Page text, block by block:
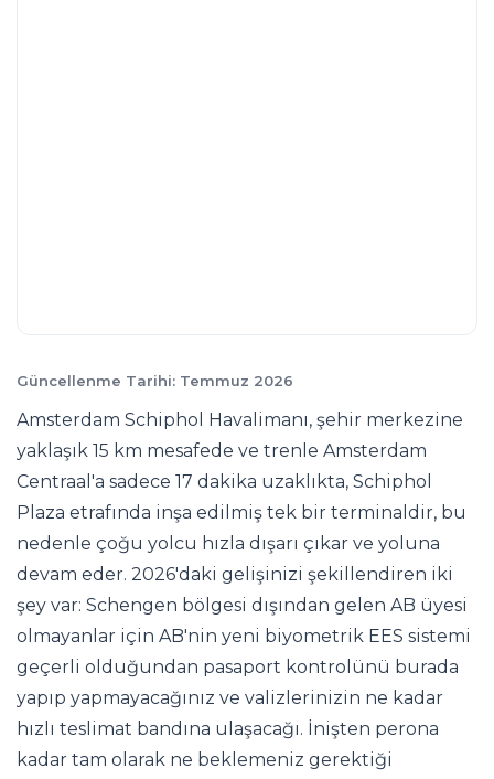
Güncellenme Tarihi: Temmuz 2026
Amsterdam Schiphol Havalimanı, şehir merkezine
yaklaşık 15 km mesafede ve trenle Amsterdam
Centraal'a sadece 17 dakika uzaklıkta, Schiphol
Plaza etrafında inşa edilmiş tek bir terminaldir, bu
nedenle çoğu yolcu hızla dışarı çıkar ve yoluna
devam eder. 2026'daki gelişinizi şekillendiren iki
şey var: Schengen bölgesi dışından gelen AB üyesi
olmayanlar için AB'nin yeni biyometrik EES sistemi
geçerli olduğundan pasaport kontrolünü burada
yapıp yapmayacağınız ve valizlerinizin ne kadar
hızlı teslimat bandına ulaşacağı. İnişten perona
kadar tam olarak ne beklemeniz gerektiği